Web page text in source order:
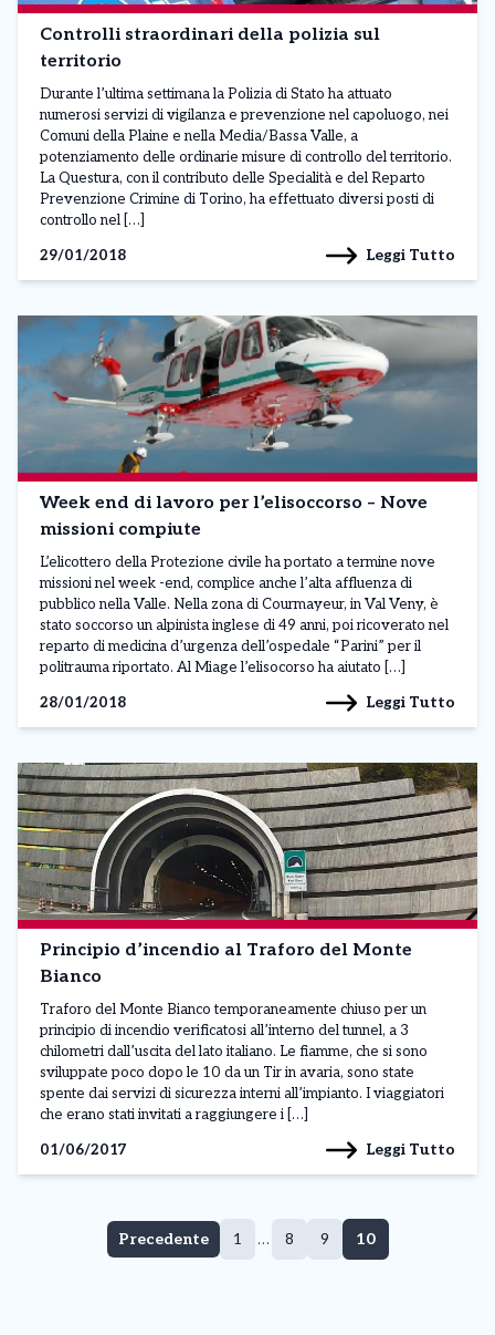
Controlli straordinari della polizia sul
territorio
Durante l’ultima settimana la Polizia di Stato ha attuato
numerosi servizi di vigilanza e prevenzione nel capoluogo, nei
Comuni della Plaine e nella Media/Bassa Valle, a
potenziamento delle ordinarie misure di controllo del territorio.
La Questura, con il contributo delle Specialità e del Reparto
Prevenzione Crimine di Torino, ha effettuato diversi posti di
controllo nel […]
29/01/2018
Leggi Tutto
Week end di lavoro per l’elisoccorso – Nove
missioni compiute
L’elicottero della Protezione civile ha portato a termine nove
missioni nel week -end, complice anche l’alta affluenza di
pubblico nella Valle. Nella zona di Courmayeur, in Val Veny, è
stato soccorso un alpinista inglese di 49 anni, poi ricoverato nel
reparto di medicina d’urgenza dell’ospedale “Parini” per il
politrauma riportato. Al Miage l’elisocorso ha aiutato […]
28/01/2018
Leggi Tutto
Principio d’incendio al Traforo del Monte
Bianco
Traforo del Monte Bianco temporaneamente chiuso per un
principio di incendio verificatosi all’interno del tunnel, a 3
chilometri dall’uscita del lato italiano. Le fiamme, che si sono
sviluppate poco dopo le 10 da un Tir in avaria, sono state
spente dai servizi di sicurezza interni all’impianto. I viaggiatori
che erano stati invitati a raggiungere i […]
01/06/2017
Leggi Tutto
Precedente Pagina
1 … Pagina
8 Pagina
9 Pagina
10